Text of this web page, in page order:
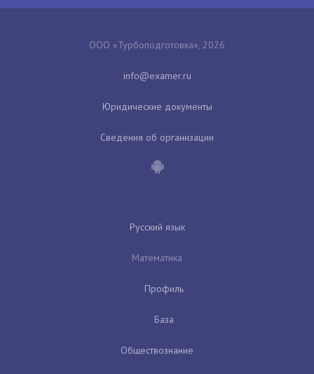
ООО «Турбоподготовка», 2026
Юридические документы
Сведения об организации
Русский язык
Математика
Профиль
База
Обществознание